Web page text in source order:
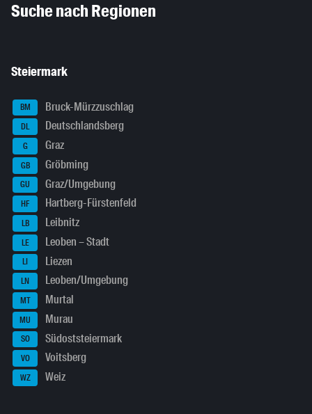
Suche nach Regionen
Steiermark
BM Bruck-Mürzzuschlag
DL Deutschlandsberg
G Graz
GB Gröbming
GU Graz/Umgebung
HF Hartberg-Fürstenfeld
LB Leibnitz
LE Leoben – Stadt
LI Liezen
LN Leoben/Umgebung
MT Murtal
MU Murau
SO Südoststeiermark
VO Voitsberg
WZ Weiz